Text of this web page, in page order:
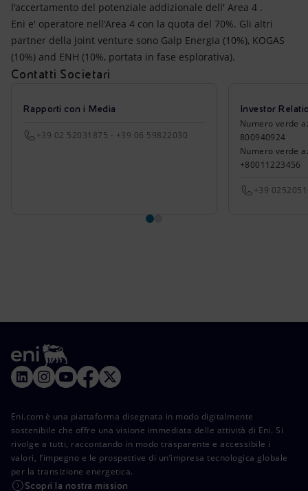
l'accertamento del potenziale addizionale dell' Area 4 .
Eni e' operatore nell'Area 4 con la quota del 70%. Gli altri
partner della Joint venture sono Galp Energia (10%), KOGAS
(10%) and ENH (10%, portata in fase esplorativa).
Contatti Societari
Rapporti con i Media
+39 02 52031875 - +39 06 59822030
Investor
Numero verde
800940924
Numero verde
+80011223456
+39
Eni.com è una piattaforma disegnata in modo digitalmente
sostenibile che offre una visione immediata delle attività di Eni. Si
rivolge a tutti, raccontando in modo trasparente e accessibile i
valori, l’impegno e le prospettive di un’impresa tecnologica globale
per la transizione energetica.
Scopri la nostra mission